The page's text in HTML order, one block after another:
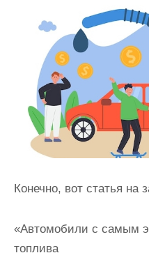
Конечно, вот статья на
«Автомобили с самым
топлива